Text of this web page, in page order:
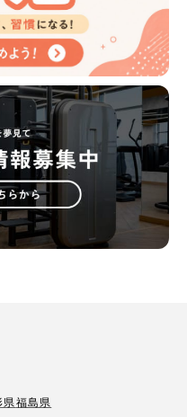
県福島県